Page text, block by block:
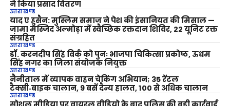
ने किया प्रसाद वितरण
उत्तराखण्ड
याद ए हुसैन: मुस्लिम समाज ने पेश की इंसानियत की मिसाल —
जामा मस्जिद अल्मोड़ा में स्वैच्छिक रक्तदान शिविर, 22 यूनिट रक्त
संग्रहित
उत्तराखण्ड
डॉ. करनदीप सिंह विर्क को पुनः भाजपा चिकित्सा प्रकोष्ठ, ऊधम
सिंह नगर का जिला संयोजक नियुक्त
उत्तराखण्ड
नैनीताल में व्यापक वाहन चेकिंग अभियान; 35 रेंटल
टैक्सी‑बाइक चालान, 9 बसें दैन्य हालत, 100 से अधिक चालान
उत्तराखण्ड